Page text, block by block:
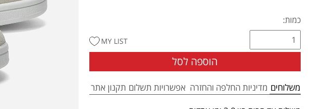
כמות:
הוספה לסל
MY LIST
משלוחים מדיניות החלפה והחזרה אפשרויות תשלום תקנון אתר